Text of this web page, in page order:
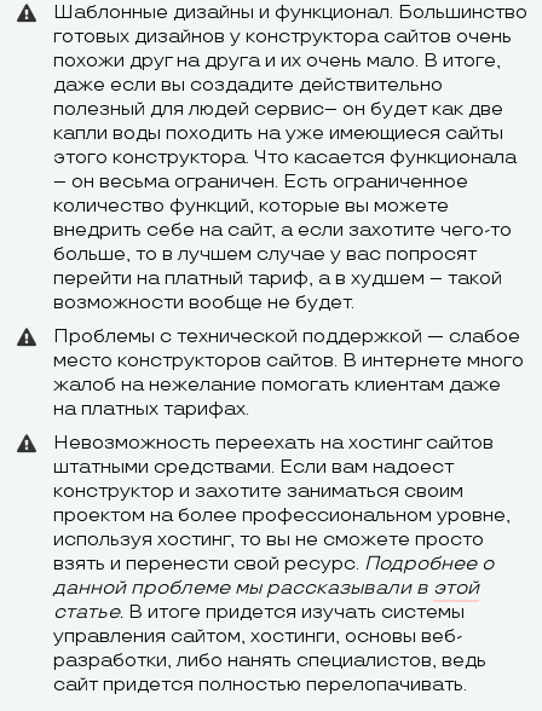
Шаблонные дизайны и функционал. Большинство
готовых дизайнов у конструктора сайтов очень
похожи друг на друга и их очень мало. В итоге,
даже если вы создадите действительно
полезный для людей сервис– он будет как две
капли воды походить на уже имеющиеся сайты
этого конструктора. Что касается функционала
– он весьма ограничен. Есть ограниченное
количество функций, которые вы можете
внедрить себе на сайт, а если захотите чего-то
больше, то в лучшем случае у вас попросят
перейти на платный тариф, а в худшем – такой
возможности вообще не будет.
Проблемы с технической поддержкой — слабое
место конструкторов сайтов. В интернете много
жалоб на нежелание помогать клиентам даже
на платных тарифах.
Невозможность переехать на хостинг сайтов
штатными средствами. Если вам надоест
конструктор и захотите заниматься своим
проектом на более профессиональном уровне,
используя хостинг, то вы не сможете просто
взять и перенести свой ресурс. Подробнее о
данной проблеме мы рассказывали в этой
статье. В итоге придется изучать системы
управления сайтом, хостинги, основы веб-
разработки, либо нанять специалистов, ведь
сайт придется полностью перелопачивать.